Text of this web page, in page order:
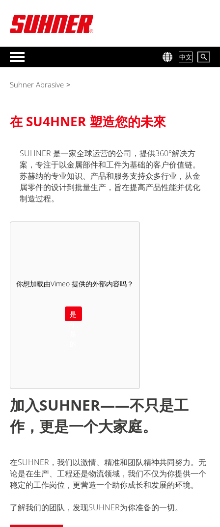
中文
Suhner Abrasive >
在 SU4HNER 塑造您的未來
SUHNER 是一家全球运营的公司，提供360°解决方
案，专注于以金属部件和工件为基础的客户价值链。
苏赫纳的专业知识、产品和服务支持众多行业，从金
属零件的设计到批量生产，旨在提高产品性能并优化
制造过程。
你想加载由Vimeo 提供的外部内容吗？
是
的，
加入SUHNER——不只是工
作，更是一个大家庭。
在SUHNER，我们以激情、精准和团队精神共同努力。无
论是在生产、工程还是物流领域，我们不仅为你提供一个
稳定的工作岗位，更营造一个助你成长和发展的环境。
了解我们的团队，发现SUHNER为你准备的一切。